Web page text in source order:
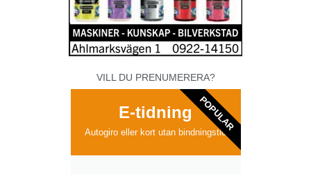
VILL DU PRENUMERERA?
E-tidning
Autogiro eller kort utan bindningstid
POPULAR